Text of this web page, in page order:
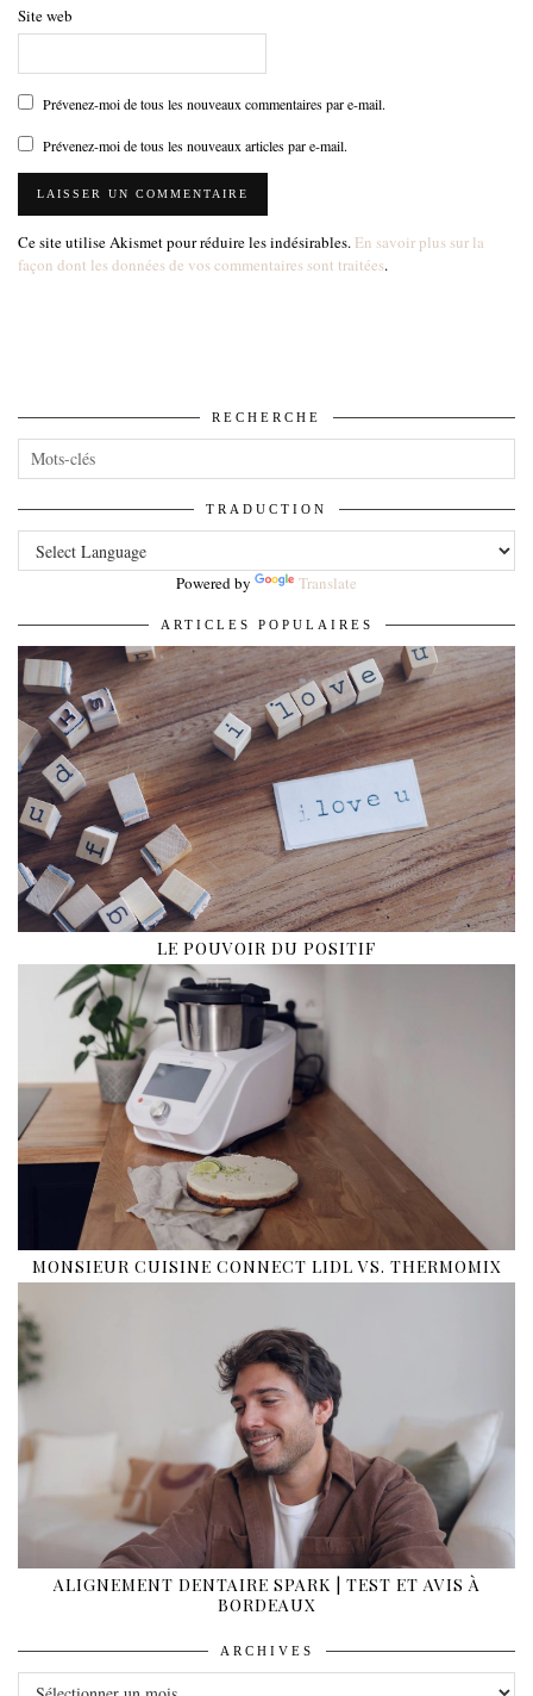
Site web
Prévenez-moi de tous les nouveaux commentaires par e-mail.
Prévenez-moi de tous les nouveaux articles par e-mail.
Ce site utilise Akismet pour réduire les indésirables. En savoir plus sur la
façon dont les données de vos commentaires sont traitées.
RECHERCHE
TRADUCTION
Powered by Translate
ARTICLES POPULAIRES
LE POUVOIR DU POSITIF
MONSIEUR CUISINE CONNECT LIDL VS. THERMOMIX
ALIGNEMENT DENTAIRE SPARK | TEST ET AVIS À
BORDEAUX
ARCHIVES
ARCHIVES